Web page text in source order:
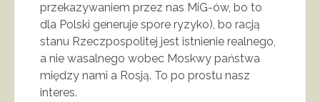
przekazywaniem przez nas MiG-ów, bo to
dla Polski generuje spore ryzyko), bo racją
stanu Rzeczpospolitej jest istnienie realnego,
a nie wasalnego wobec Moskwy państwa
między nami a Rosją. To po prostu nasz
interes.